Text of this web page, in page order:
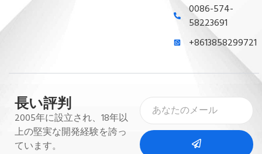
0086-574-
58223691
+8613858299721
長い評判
2005年に設立され、18年以
上の堅実な開発経験を誇っ
ています。